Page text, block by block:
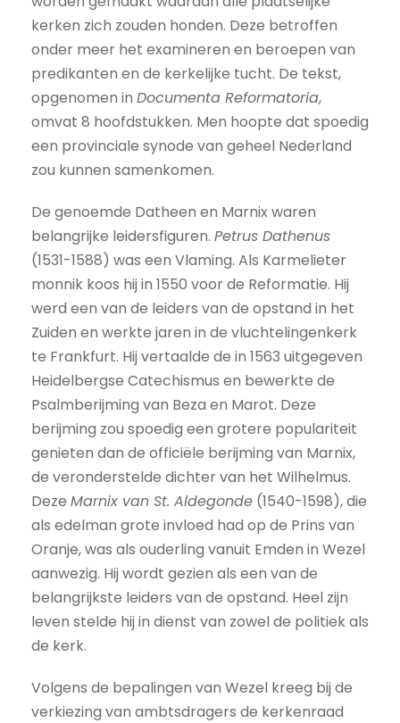
kerken zich zouden honden. Deze betroffen
onder meer het examineren en beroepen van
predikanten en de kerkelijke tucht. De tekst,
opgenomen in Documenta Reformatoria,
omvat 8 hoofdstukken. Men hoopte dat spoedig
een provinciale synode van geheel Nederland
zou kunnen samenkomen.
De genoemde Datheen en Marnix waren
belangrijke leidersfiguren. Petrus Dathenus
(1531-1588) was een Vlaming. Als Karmelieter
monnik koos hij in 1550 voor de Reformatie. Hij
werd een van de leiders van de opstand in het
Zuiden en werkte jaren in de vluchtelingenkerk
te Frankfurt. Hij vertaalde de in 1563 uitgegeven
Heidelbergse Catechismus en bewerkte de
Psalmberijming van Beza en Marot. Deze
berijming zou spoedig een grotere populariteit
genieten dan de officiële berijming van Marnix,
de veronderstelde dichter van het Wilhelmus.
Deze Marnix van St. Aldegonde (1540-1598), die
als edelman grote invloed had op de Prins van
Oranje, was als ouderling vanuit Emden in Wezel
aanwezig. Hij wordt gezien als een van de
belangrijkste leiders van de opstand. Heel zijn
leven stelde hij in dienst van zowel de politiek als
de kerk.
Volgens de bepalingen van Wezel kreeg bij de
verkiezing van ambtsdragers de kerkenraad